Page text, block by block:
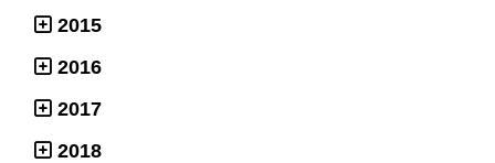
2015
2016
2017
2018